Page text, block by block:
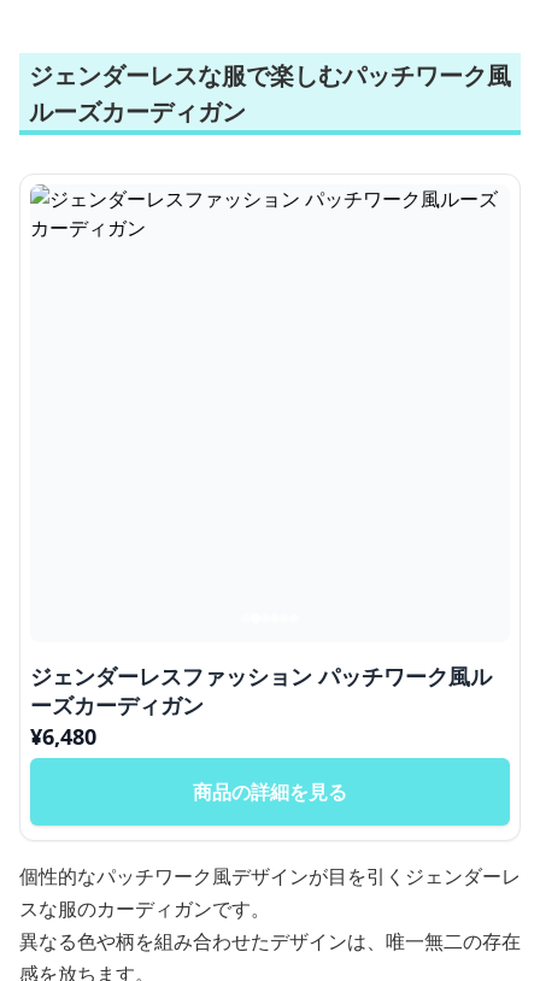
ジェンダーレスな服で楽しむパッチワーク風
ルーズカーディガン
ジェンダーレスファッション パッチワーク風ル
ーズカーディガン
¥6,480
商品の詳細を見る
個性的なパッチワーク風デザインが目を引くジェンダーレ
スな服のカーディガンです。
異なる色や柄を組み合わせたデザインは、唯一無二の存在
感を放ちます。